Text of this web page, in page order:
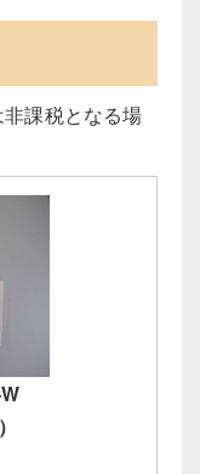
課税となる場